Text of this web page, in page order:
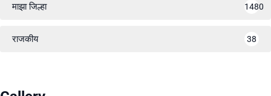
माझा जिल्हा 1480
राजकीय 38